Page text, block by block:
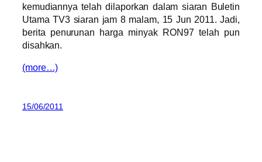
kemudiannya telah dilaporkan dalam siaran Buletin
Utama TV3 siaran jam 8 malam, 15 Jun 2011. Jadi,
berita penurunan harga minyak RON97 telah pun
disahkan.
(more…)
15/06/2011